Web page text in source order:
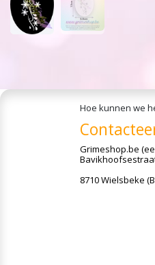
Hoe kunnen we
Grimeshop.be
8710 Wielsbeke